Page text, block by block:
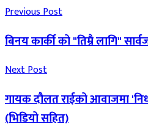
Previous Post
बिनय कार्की को "तिम्रै लागि"
Next Post
गायक दौलत राईको आवाजमा
(भिडियो सहित)